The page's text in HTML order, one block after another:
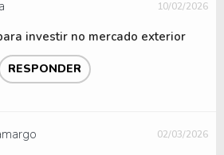
10/02/2026
investir no mercado exterior
RESPONDER
02/03/2026